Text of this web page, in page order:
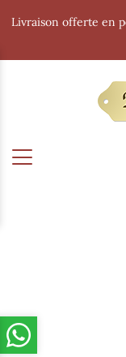
Livraison offerte en